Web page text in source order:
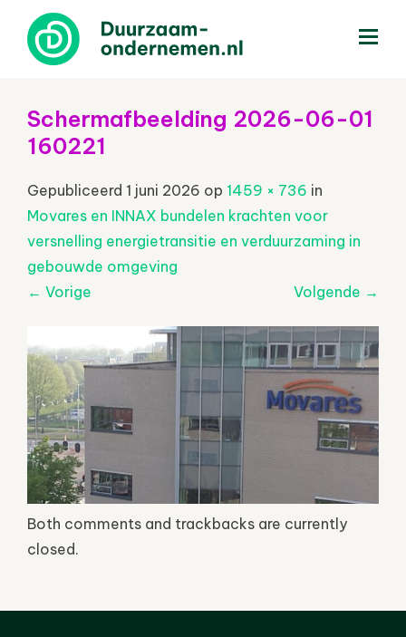
Schermafbeelding 2026-06-01
160221
Gepubliceerd 1 juni 2026 op 1459 × 736 in
Movares en INNAX bundelen krachten voor
versnelling energietransitie en verduurzaming in
gebouwde omgeving
← Vorige Volgende →
Both comments and trackbacks are currently
closed.